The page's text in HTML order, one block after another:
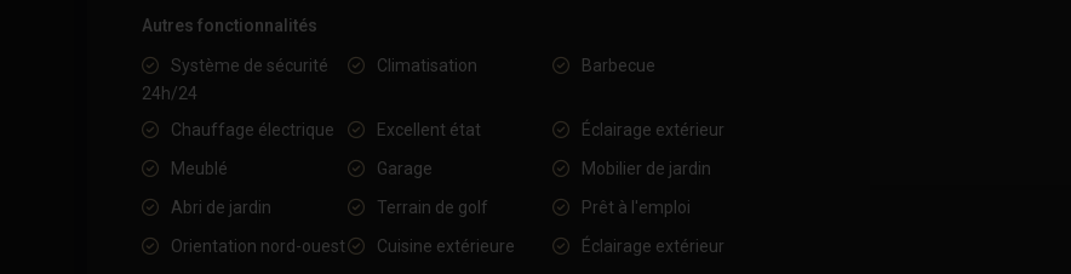
Autres fonctionnalités
Système de sécurité
24h/24
Climatisation Barbecue
Chauffage électrique Excellent état
Éclairage extérieur
Meublé
Garage
Mobilier de jardin
Abri de jardin
Terrain de golf
Prêt à l'emploi
Orientation nord-ouest
Cuisine extérieure
Éclairage extérieur